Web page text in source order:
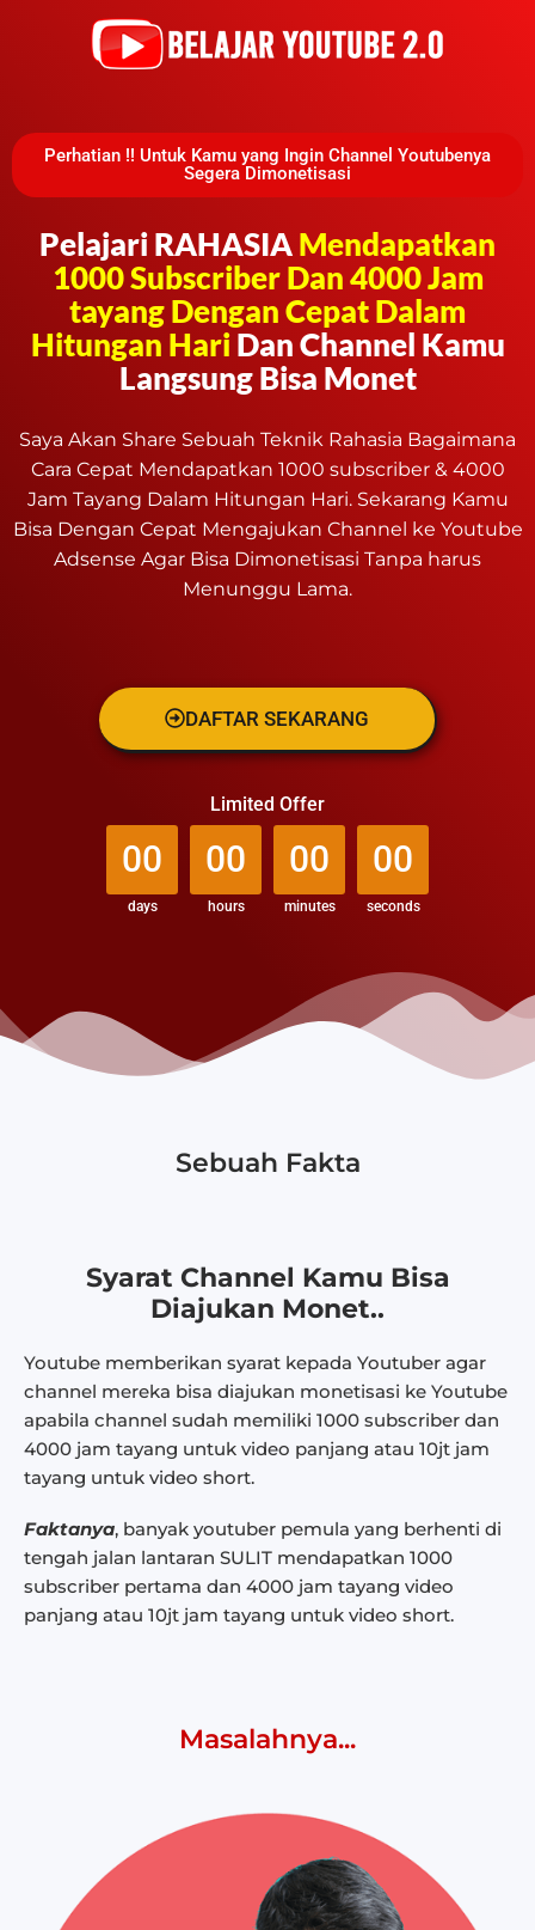
Perhatian !! Untuk Kamu yang Ingin Channel Youtubenya
Segera Dimonetisasi
Pelajari RAHASIAMendapatkan
1000 Subscriber Dan 4000 Jam
tayang Dengan Cepat Dalam
Hitungan HariDan Channel Kamu
Langsung Bisa Monet
Saya Akan Share Sebuah Teknik Rahasia Bagaimana
Cara Cepat Mendapatkan 1000 subscriber & 4000
Jam Tayang Dalam Hitungan Hari. Sekarang Kamu
Bisa Dengan Cepat Mengajukan Channel ke Youtube
Adsense Agar Bisa Dimonetisasi Tanpa harus
Menunggu Lama.
DAFTAR SEKARANG
Limited Offer
00
days
00
hours
00
minutes
00
seconds
Sebuah Fakta
Syarat Channel Kamu Bisa
Diajukan Monet..
Youtube memberikan syarat kepada Youtuber agar
channel mereka bisa diajukan monetisasi ke Youtube
apabila channel sudah memiliki 1000 subscriber dan
4000 jam tayang untuk video panjang atau 10jt jam
tayang untuk video short.
Faktanya, banyak youtuber pemula yang berhenti di
tengah jalan lantaran SULIT mendapatkan 1000
subscriber pertama dan 4000 jam tayang video
panjang atau 10jt jam tayang untuk video short.
Masalahnya...